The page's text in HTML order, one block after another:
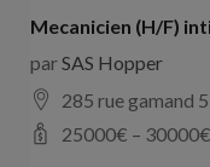
Mecanicien (H/F)
parSAS Hopper
285 rue gamand
25000€ – 30000€